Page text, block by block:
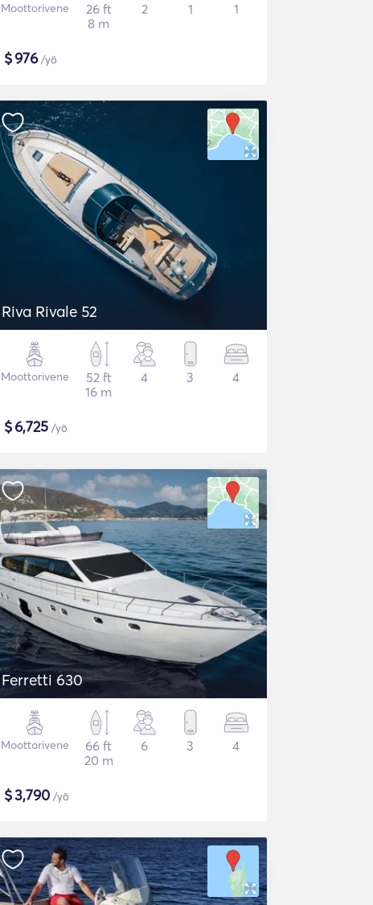
Moottorivene
26 ft
8 m
2 1 1
$976/yö
Riva Rivale 52
Moottorivene
52 ft
16 m
4 3 4
$6,725 /yö
Ferretti 630
Moottorivene
66 ft
20 m
6 3 4
$3,790 /yö